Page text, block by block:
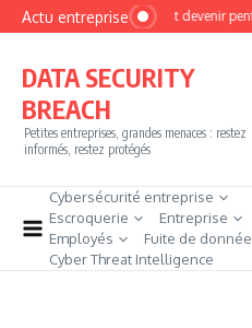
Aller au contenu
Actu entrepriseComment devenir
DATA SECURITY
BREACH
Petites entreprises, grandes menaces : restez
informés, restez protégés
Cybersécurité entreprise
Escroquerie
Entreprise
Employés
Fuite de
Cyber Threat Intelligence